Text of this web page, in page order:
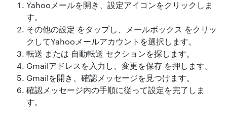
Yahooメールを開き、設定アイコンをクリックしま
す。
その他の設定 をタップし、メールボックス をクリッ
クしてYahooメールアカウントを選択します。
転送 または 自動転送 セクションを探します。
Gmailアドレスを入力し、変更を保存 を押します。
Gmailを開き、確認メッセージを見つけます。
確認メッセージ内の手順に従って設定を完了しま
す。